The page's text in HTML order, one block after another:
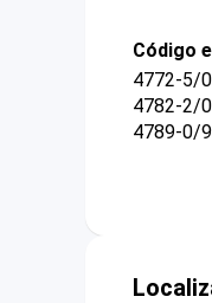
Código
4772-5/
4782-2/
4789-0/